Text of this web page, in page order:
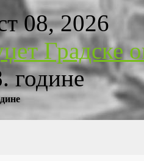
08, 2026
Градске
године